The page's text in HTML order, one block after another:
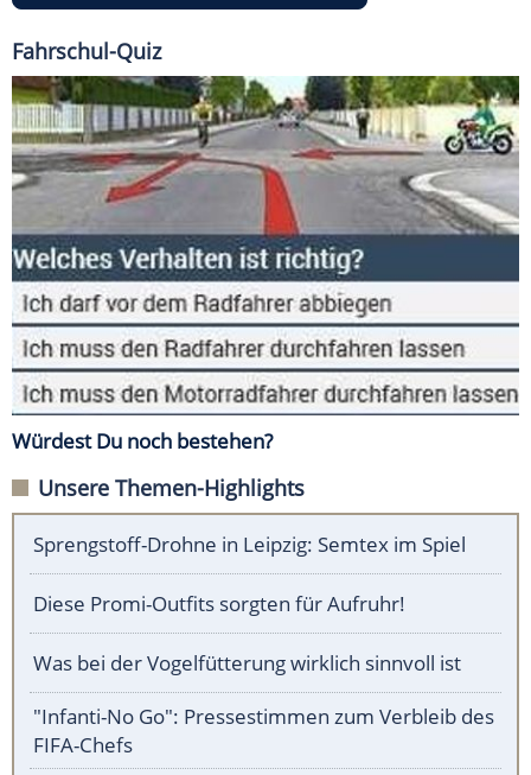
Fahrschul-Quiz
Würdest Du noch bestehen?
Unsere Themen-Highlights
Sprengstoff-Drohne in Leipzig: Semtex im Spiel
Diese Promi-Outfits sorgten für Aufruhr!
Was bei der Vogelfütterung wirklich sinnvoll ist
"Infanti-No Go": Pressestimmen zum Verbleib des
FIFA-Chefs